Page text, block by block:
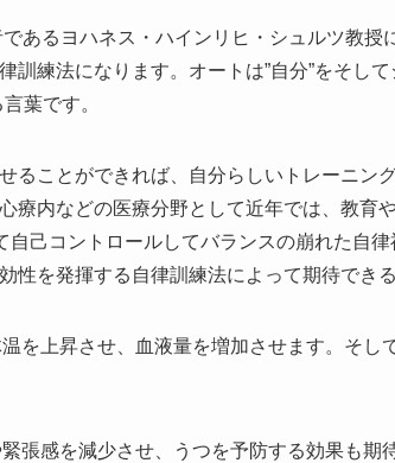
あるヨハネス・ハインリヒ・シュルツ教授
訓練法になります。オートは”自分”をそし
葉です。
ることができれば、自分らしいトレーニン
療内などの医療分野として近年では、教育
自己コントロールしてバランスの崩れた自
性を発揮する自律訓練法によって期待でき
温を上昇させ、血液量を増加させます。そ
緊張感を減少させ、うつを予防する効果も